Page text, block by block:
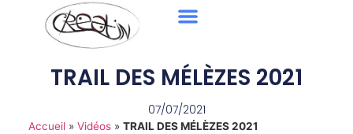
TRAIL DES MÉLÈZES 2021
07/07/2021
Accueil» Vidéos» TRAIL DES MÉLÈZES 2021